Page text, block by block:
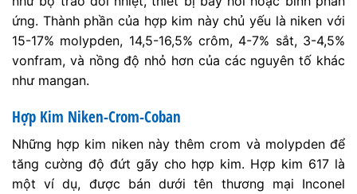
ứng. Thành phần của hợp kim này chủ yếu là niken với
15-17% molypden, 14,5-16,5% crôm, 4-7% sắt, 3-4,5%
vonfram, và nồng độ nhỏ hơn của các nguyên tố khác
như mangan.
Hợp Kim Niken-Crom-Coban
Những hợp kim niken này thêm crom và molypden để
tăng cường độ đứt gãy cho hợp kim. Hợp kim 617 là
một ví dụ, được bán dưới tên thương mại Inconel